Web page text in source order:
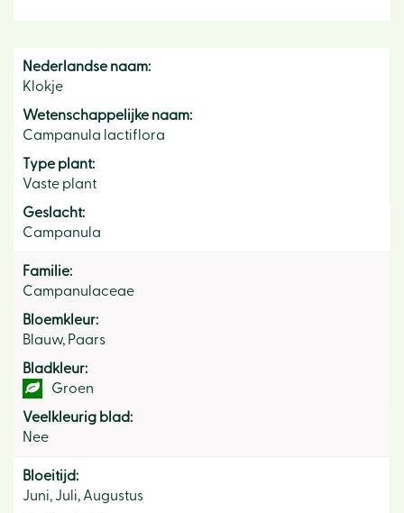
Nederlandse naam:
Klokje
Wetenschappelijke naam:
Campanula lactiflora
Type plant:
Vaste plant
Geslacht:
Campanula
Familie:
Campanulaceae
Bloemkleur:
Blauw, Paars
Bladkleur:
Groen
Veelkleurig blad:
Nee
Bloeitijd:
Juni, Juli, Augustus